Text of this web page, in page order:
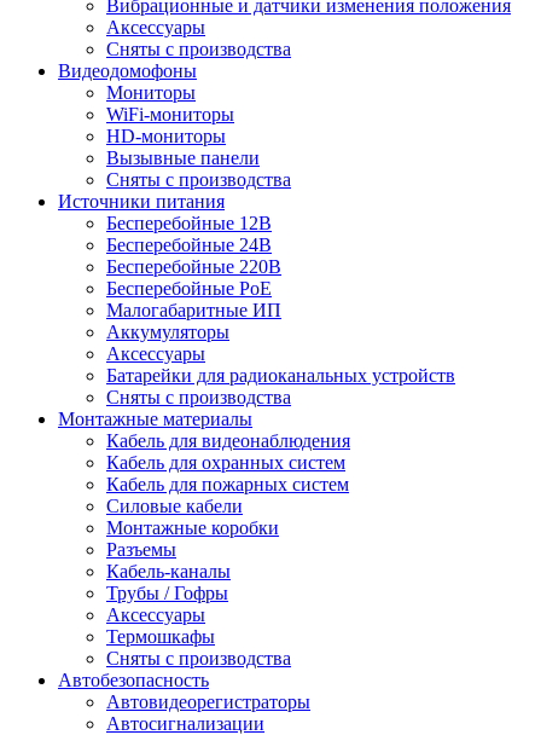
Вибрационные и датчики изменения положения
Аксессуары
Сняты с производства
Видеодомофоны
Мониторы
WiFi-мониторы
HD-мониторы
Вызывные панели
Сняты с производства
Источники питания
Бесперебойные 12В
Бесперебойные 24В
Бесперебойные 220В
Бесперебойные PoE
Малогабаритные ИП
Аккумуляторы
Аксессуары
Батарейки для радиоканальных устройств
Сняты с производства
Монтажные материалы
Кабель для видеонаблюдения
Кабель для охранных систем
Кабель для пожарных систем
Силовые кабели
Монтажные коробки
Разъемы
Кабель-каналы
Трубы / Гофры
Аксессуары
Термошкафы
Сняты с производства
Автобезопасность
Автовидеорегистраторы
Автосигнализации